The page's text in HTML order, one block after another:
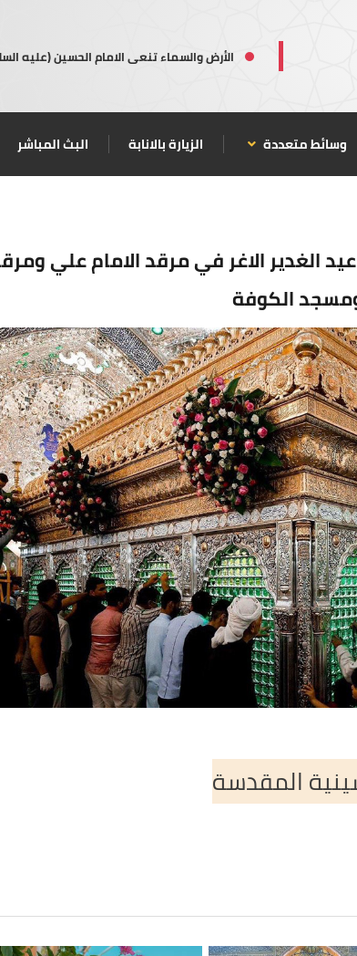
الأرض والسماء تنعى الامام الحسين (عليه
وسائط متعددة الزيارة بالانابة البث المباشر
الغدير الاغر في مرقد الامام علي
الكوفة
المقدسة